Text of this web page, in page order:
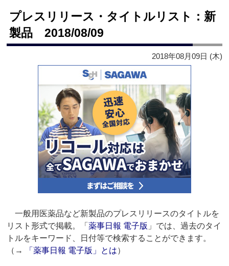
プレスリリース・タイトルリスト：新
製品 2018/08/09
2018年08月09日 (木)
一般用医薬品など新製品のプレスリリースのタイトルを
リスト形式で掲載。「薬事日報 電子版 」では、過去のタイ
トルをキーワード、日付等で検索することができます。
（→
「薬事日報 電子版」とは）